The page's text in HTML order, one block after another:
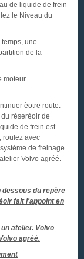
de liquide de frein
le Niveau du
une
de la
moteur.
èotre route.
réserèoir de
de frein est
roulez avec
de freinage.
Volvo agréé.
dessous du repère
fait l'appoint en
atelier. Volvo
agréé.